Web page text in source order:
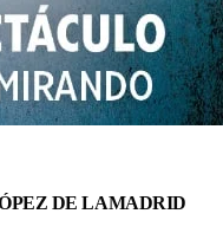
DE LAMADRID